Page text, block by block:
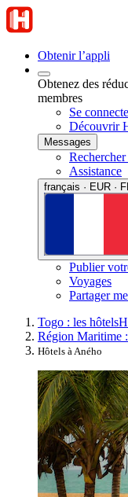
Obtenir l’appli
Obtenez des
membres
Se
Découvrir
Messages
Assistance
français · EUR ·
Publier
Voyages
Partager
Togo : les hôtels
Région Maritime
Hôtels à Aného